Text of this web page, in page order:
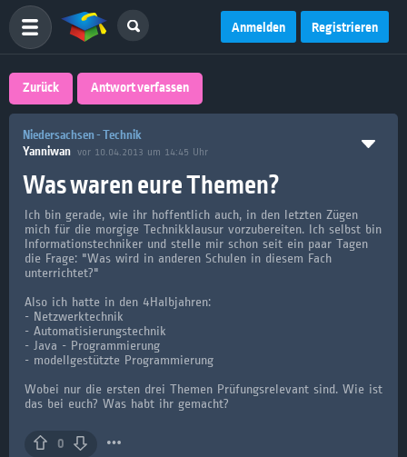
Anmelden Registrieren
Zurück Antwort verfassen
Niedersachsen - Technik
Yanniwan vor 10.04.2013 um 14:45 Uhr
Was waren eure Themen?
Ich bin gerade, wie ihr hoffentlich auch, in den letzten Zügen
mich für die morgige Technikklausur vorzubereiten. Ich selbst bin
Informationstechniker und stelle mir schon seit ein paar Tagen
die Frage: "Was wird in anderen Schulen in diesem Fach
unterrichtet?"
Also ich hatte in den 4Halbjahren:
- Netzwerktechnik
- Automatisierungstechnik
- Java - Programmierung
- modellgestützte Programmierung
Wobei nur die ersten drei Themen Prüfungsrelevant sind. Wie ist
das bei euch? Was habt ihr gemacht?
0